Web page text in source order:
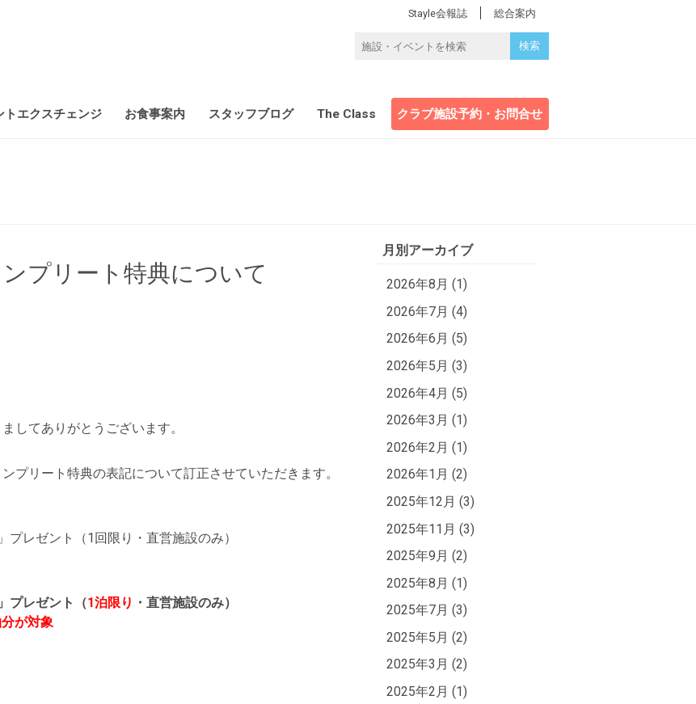
Stayle会報誌 総合案内
トエクスチェンジ お食事案内 スタッフブログ The Class クラブ施設予約・お問合せ
プリート特典について
してありがとうございます。
プリート特典の表記について訂正させていただきます。
プレゼント（1回限り・直営施設のみ）
プレゼント（1泊限り ・直営施設のみ）
が対象
月別アーカイブ
2026年8月 (1)
2026年7月 (4)
2026年6月 (5)
2026年5月 (3)
2026年4月 (5)
2026年3月 (1)
2026年2月 (1)
2026年1月 (2)
2025年12月 (3)
2025年11月 (3)
2025年9月 (2)
2025年8月 (1)
2025年7月 (3)
2025年5月 (2)
2025年3月 (2)
2025年2月 (1)